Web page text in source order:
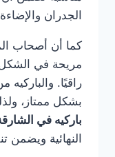
الجدران
كما أن أصحاب
مريحة في الشكل
راقيًا.
بشكل ممتاز،
باركيه في
النهائية ويضمن